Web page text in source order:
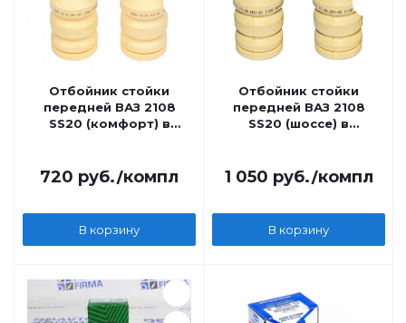
Отбойник стойки
передней ВАЗ 2108
SS20 (комфорт) в
720 руб./компл
В корзину
Отбойник стойки
передней ВАЗ 2108
SS20 (шоссе) в
1 050 руб./компл
В корзину